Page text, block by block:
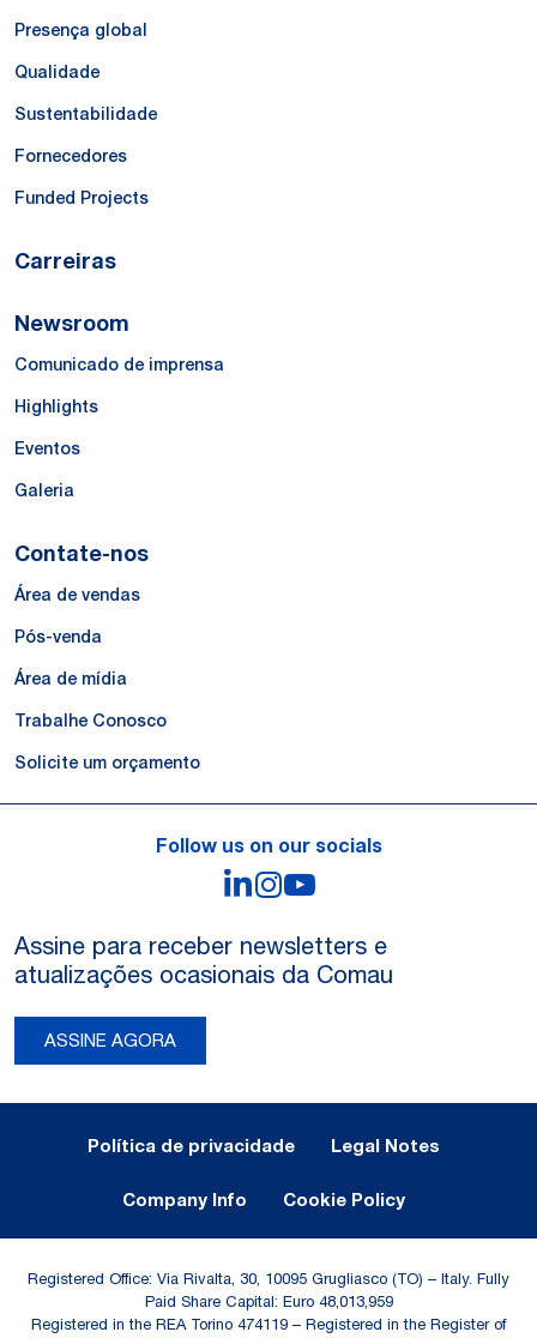
Presença global
Qualidade
Sustentabilidade
Fornecedores
Funded Projects
Carreiras
Newsroom
Comunicado de imprensa
Highlights
Eventos
Galeria
Contate-nos
Área de vendas
Pós-venda
Área de mídia
Trabalhe Conosco
Solicite um orçamento
Follow us on our socials
LinkedIn
Instagram
Assine para receber newsletters e
atualizações ocasionais da Comau
ASSINE AGORA
Política de privacidade Legal Notes
Company Info Cookie Policy
Registered Office: Via Rivalta, 30, 10095 Grugliasco (TO) – Italy. Fully
Paid Share Capital: Euro 48,013,959
Registered in the REA Torino 474119 – Registered in the Register of